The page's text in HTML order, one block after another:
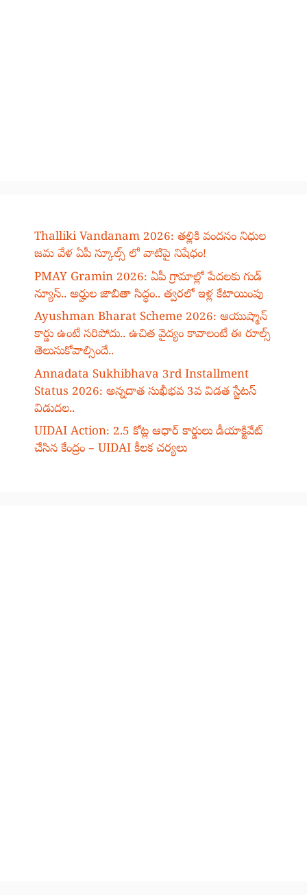
Thalliki Vandanam 2026: తల్లికి వందనం నిధుల
జమ వేళ ఏపీ స్కూల్స్ లో వాటిపై నిషేధం!
PMAY Gramin 2026: ఏపీ గ్రామాల్లో పేదలకు గుడ్
న్యూస్.. అర్హుల జాబితా సిద్ధం.. త్వరలో ఇళ్ల కేటాయింపు
Ayushman Bharat Scheme 2026: ఆయుష్మాన్
కార్డు ఉంటే సరిపోదు.. ఉచిత వైద్యం కావాలంటే ఈ రూల్స్
తెలుసుకోవాల్సిందే..
Annadata Sukhibhava 3rd Installment
Status 2026: అన్నదాత సుఖీభవ 3వ విడత స్టేటస్
విడుదల..
UIDAI Action: 2.5 కోట్ల ఆధార్ కార్డులు డీయాక్టివేట్
చేసిన కేంద్రం – UIDAI కీలక చర్యలు